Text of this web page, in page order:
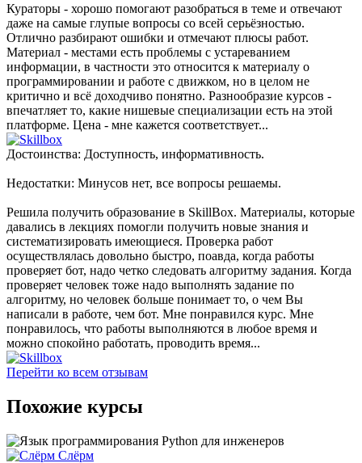
Кураторы - хорошо помогают разобраться в теме и отвечают
даже на самые глупые вопросы со всей серьёзностью.
Отлично разбирают ошибки и отмечают плюсы работ.
Материал - местами есть проблемы с устареванием
информации, в частности это относится к материалу о
программировании и работе с движком, но в целом не
критично и всё доходчиво понятно. Разнообразие курсов -
впечатляет то, какие нишевые специализации есть на этой
платформе. Цена - мне кажется соответствует...
Достоинства: Доступность, информативность.
Недостатки: Минусов нет, все вопросы решаемы.
Решила получить образование в SkillBox. Материалы, которые
давались в лекциях помогли получить новые знания и
систематизировать имеющиеся. Проверка работ
осуществлялась довольно быстро, поавда, когда работы
проверяет бот, надо четко следовать алгоритму задания. Когда
проверяет человек тоже надо выполнять задание по
алгоритму, но человек больше понимает то, о чем Вы
написали в работе, чем бот. Мне понравился курс. Мне
понравилось, что работы выполняются в любое время и
можно спокойно работать, проводить время...
Перейти ко всем отзывам
Похожие курсы
Слёрм